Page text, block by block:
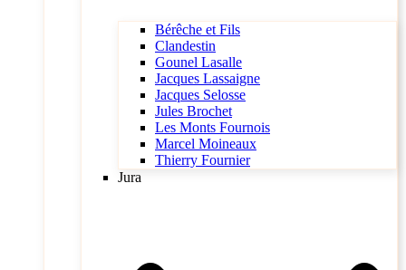
Bérêche et Fils
Clandestin
Gounel Lasalle
Jacques Lassaigne
Jacques Selosse
Jules Brochet
Les Monts Fournois
Marcel Moineaux
Thierry Fournier
Jura